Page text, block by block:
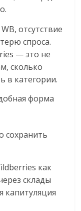
отсутствие
спроса.
— это не
сколько
в категории.
форма
сохранить
как
склады
капитуляция